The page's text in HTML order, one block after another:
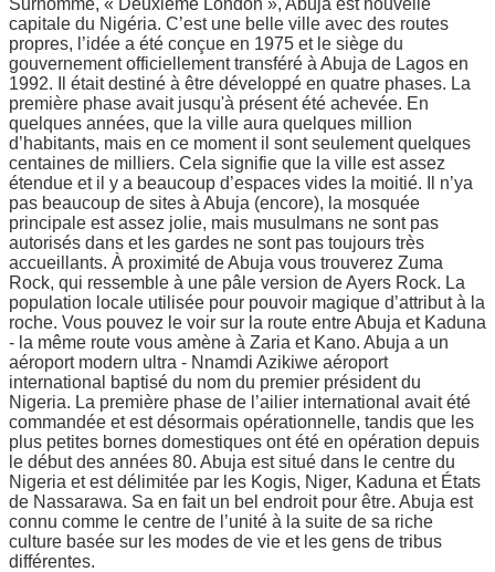
Surnommé, « Deuxième London », Abuja est nouvelle
capitale du Nigéria. C’est une belle ville avec des routes
propres, l’idée a été conçue en 1975 et le siège du
gouvernement officiellement transféré à Abuja de Lagos en
1992. Il était destiné à être développé en quatre phases. La
première phase avait jusqu'à présent été achevée. En
quelques années, que la ville aura quelques million
d’habitants, mais en ce moment il sont seulement quelques
centaines de milliers. Cela signifie que la ville est assez
étendue et il y a beaucoup d’espaces vides la moitié. Il n’ya
pas beaucoup de sites à Abuja (encore), la mosquée
principale est assez jolie, mais musulmans ne sont pas
autorisés dans et les gardes ne sont pas toujours très
accueillants. À proximité de Abuja vous trouverez Zuma
Rock, qui ressemble à une pâle version de Ayers Rock. La
population locale utilisée pour pouvoir magique d’attribut à la
roche. Vous pouvez le voir sur la route entre Abuja et Kaduna
- la même route vous amène à Zaria et Kano. Abuja a un
aéroport modern ultra - Nnamdi Azikiwe aéroport
international baptisé du nom du premier président du
Nigeria. La première phase de l’ailier international avait été
commandée et est désormais opérationnelle, tandis que les
plus petites bornes domestiques ont été en opération depuis
le début des années 80. Abuja est situé dans le centre du
Nigeria et est délimitée par les Kogis, Niger, Kaduna et États
de Nassarawa. Sa en fait un bel endroit pour être. Abuja est
connu comme le centre de l’unité à la suite de sa riche
culture basée sur les modes de vie et les gens de tribus
différentes.